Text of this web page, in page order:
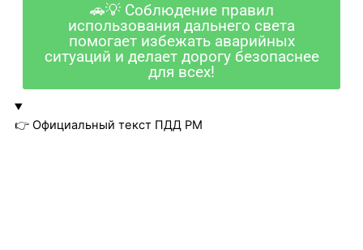
🚗💡 Соблюдение правил
использования дальнего света
помогает избежать аварийных
ситуаций и делает дорогу безопаснее
для всех!
👉 Официальный текст ПДД РМ